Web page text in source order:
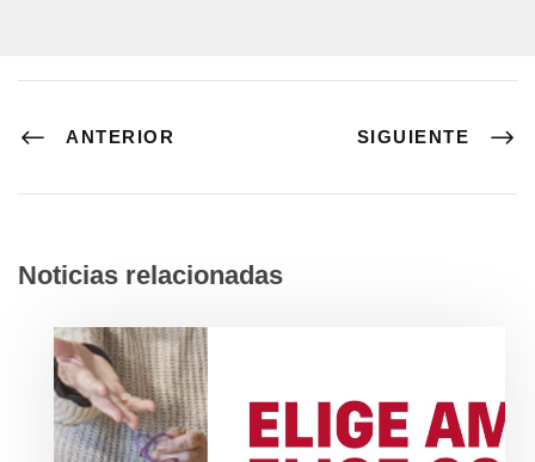
ANTERIOR SIGUIENTE
Noticias relacionadas